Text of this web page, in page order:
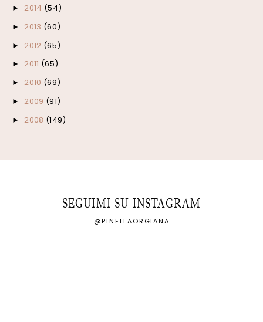
► 2014 (54)
► 2013 (60)
► 2012 (65)
► 2011 (65)
► 2010 (69)
► 2009 (91)
► 2008 (149)
SEGUIMI SU INSTAGRAM
@PINELLAORGIANA